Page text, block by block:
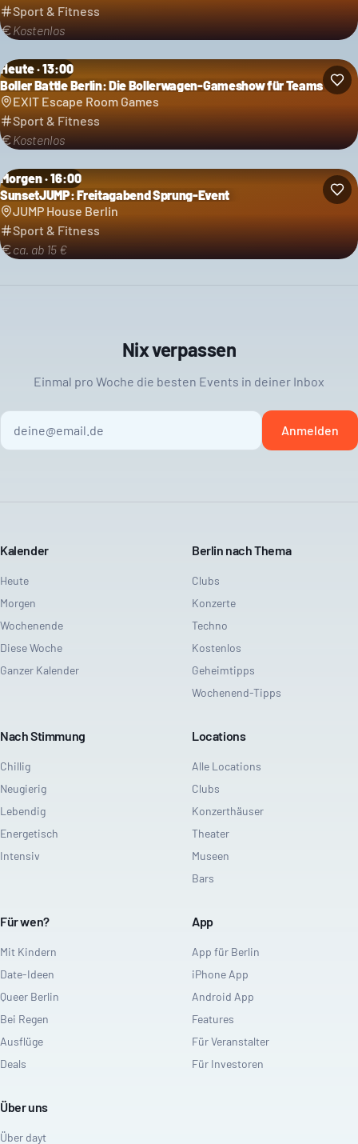
Sport & Fitness
Kostenlos
Heute · 13:00
Boller Battle Berlin: Die Bollerwagen-Gameshow für Teams
EXIT Escape Room Games
Sport & Fitness
Kostenlos
Morgen · 16:00
SunsetJUMP: Freitagabend Sprung-Event
JUMP House Berlin
Sport & Fitness
ca. ab 15 €
Nix verpassen
Einmal pro Woche die besten Events in deiner Inbox
Anmelden
Kalender
Heute
Morgen
Wochenende
Diese Woche
Ganzer Kalender
Berlin nach Thema
Clubs
Konzerte
Techno
Kostenlos
Geheimtipps
Wochenend-Tipps
Nach Stimmung
Chillig
Neugierig
Lebendig
Energetisch
Intensiv
Locations
Alle Locations
Clubs
Konzerthäuser
Theater
Museen
Bars
Für wen?
Mit Kindern
Date-Ideen
Queer Berlin
Bei Regen
Ausflüge
Deals
App
App für Berlin
iPhone App
Android App
Features
Für Veranstalter
Für Investoren
Über uns
Über dayt